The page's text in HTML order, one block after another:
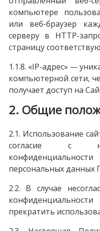
компьютере
или веб-браузер
серверу в HTTP-
страницу
1.1.8. «IP-адрес» —
компьютерной сети,
получает доступ на
2. Общие
2.1. Использование
согласие с
персональных данных
2.2. В случае
прекратить